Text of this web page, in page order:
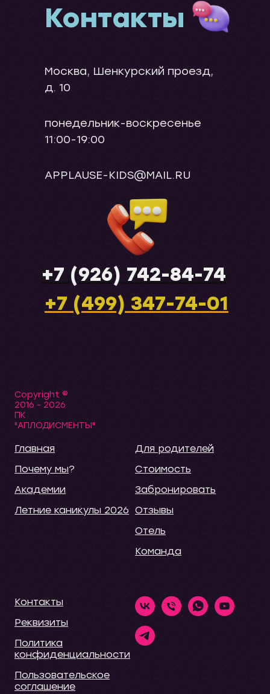
Контакты
понедельник-воскресенье
11:00-19:00
APPLAUSE-KIDS@MAIL.RU
Москва, Шенкурский проезд,
д. 10
+7 (926) 742-84-74
+7 (499) 347-74-01
Copyright ©
2016 - 2026
ПК
"АПЛОДИСМЕНТЫ"
Главная
Почему мы?
Академии
Летние каникулы 2026
Для родителей
Стоимость
Забронировать
Отзывы
Отель
Команда
Контакты
Реквизиты
Политика
конфиденциальности
Пользовательское
соглашение